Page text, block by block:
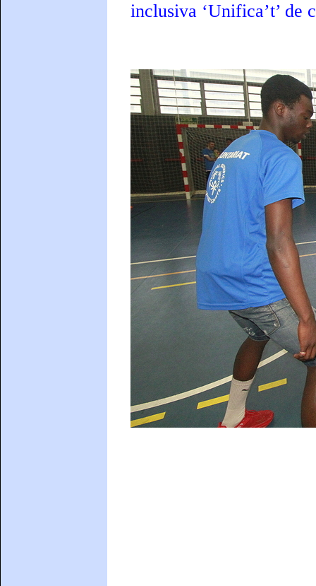
inclusiva ‘Unifica’t’ de